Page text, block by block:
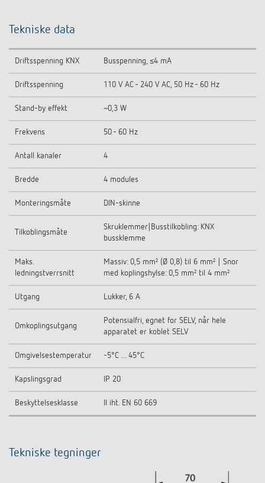
Tekniske data
Driftsspenning KNX Busspenning, ≤4 mA
Driftsspenning 110 V AC - 240 V AC, 50 Hz - 60 Hz
Stand-by effekt ~0,3 W
Frekvens 50 - 60 Hz
Antall kanaler 4
Bredde 4 modules
Monteringsmåte DIN-skinne
Tilkoblingsmåte
Skruklemmer|Busstilkobling: KNX
bussklemme
Maks.
ledningstverrsnitt
Massiv: 0,5 mm² (Ø 0,8) til 6 mm² | Snor
med koplingshylse: 0,5 mm² til 4 mm²
Utgang Lukker, 6 A
Omkoplingsutgang
Potensialfri, egnet for SELV, når hele
apparatet er koblet SELV
Omgivelsestemperatur -5°C ... 45°C
Kapslingsgrad IP 20
Beskyttelsesklasse II iht. EN 60 669
Tekniske tegninger